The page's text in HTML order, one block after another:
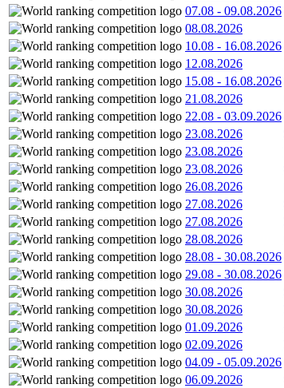
07.08 - 09.08.2026
08.08.2026
10.08 - 16.08.2026
12.08.2026
15.08 - 16.08.2026
21.08.2026
22.08 - 03.09.2026
23.08.2026
23.08.2026
23.08.2026
26.08.2026
27.08.2026
27.08.2026
28.08.2026
28.08 - 30.08.2026
29.08 - 30.08.2026
30.08.2026
30.08.2026
01.09.2026
02.09.2026
04.09 - 05.09.2026
06.09.2026